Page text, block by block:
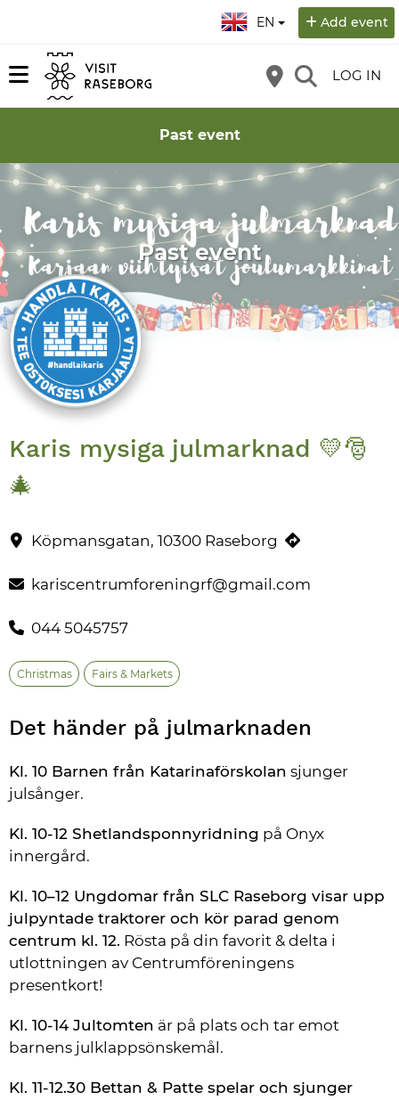
EN Add event
LOG IN
Past event
Past event
Karis mysiga julmarknad 💛🎅
🎄
Karis mysiga julmarknad på Köpmansgatan lördag 29.11 kl.
Contact information
Köpmansgatan, 10300 Raseborg
kariscentrumforeningrf@gmail.com
044 5045757
Christmas Fairs & Markets
Det händer på julmarknaden
Kl. 10 Barnen från Katarinaförskolan sjunger
julsånger.
Kl. 10-12 Shetlandsponnyridning på Onyx
innergård.
Kl. 10–12 Ungdomar från SLC Raseborg visar upp
julpyntade traktorer och kör parad genom
centrum kl. 12. Rösta på din favorit & delta i
utlottningen av Centrumföreningens
presentkort!
Kl. 10-14 Jultomten är på plats och tar emot
barnens julklappsönskemål.
Kl. 11-12.30 Bettan & Patte spelar och sjunger